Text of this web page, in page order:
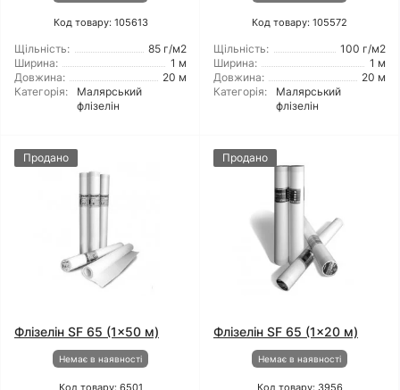
Код товару: 105613
Щільність:
85 г/м2
Ширина:
1 м
Довжина:
20 м
Категорія:
Малярський
флізелін
Код товару: 105572
Щільність:
100 г/м2
Ширина:
1 м
Довжина:
20 м
Категорія:
Малярський
флізелін
Продано
Флізелін SF 65 (1x50 м)
Немає в наявності
Код товару: 6501
Продано
Флізелін SF 65 (1x20 м)
Немає в наявності
Код товару: 3956